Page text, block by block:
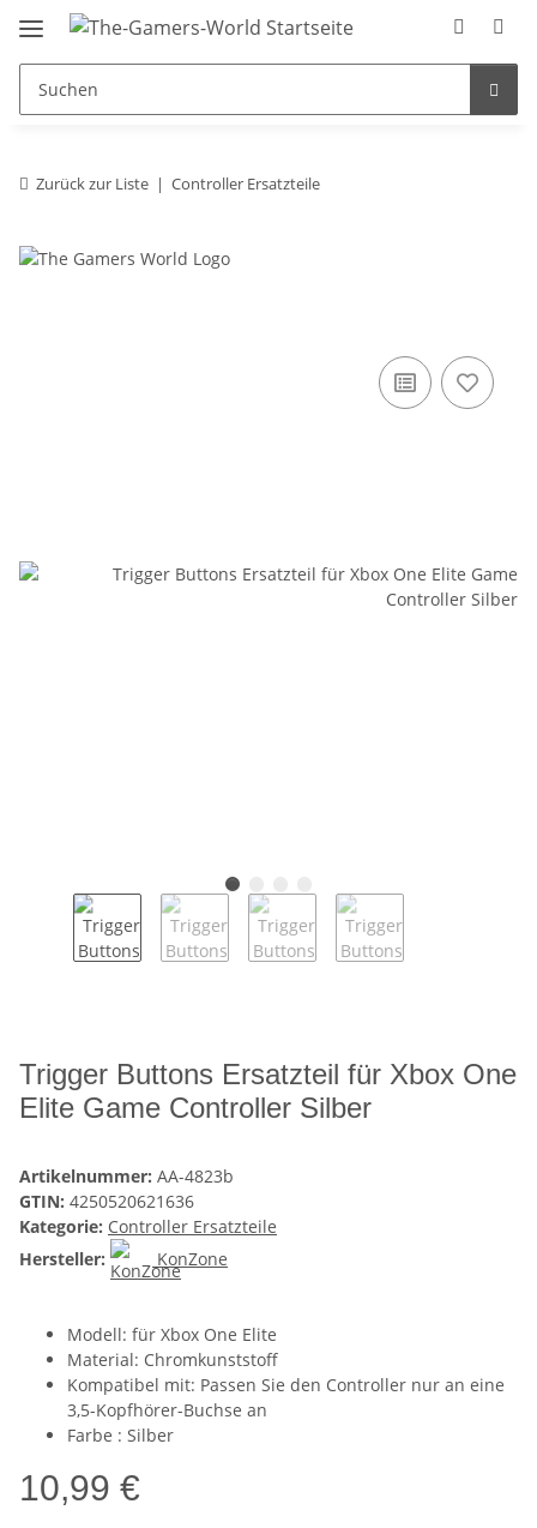
Zurück zur Liste Controller Ersatzteile
Trigger Buttons Ersatzteil für Xbox One
Elite Game Controller Silber
Artikelnummer: AA-4823b
GTIN: 4250520621636
Kategorie: Controller Ersatzteile
Hersteller:
KonZone
Modell: für Xbox One Elite
Material: Chromkunststoff
Kompatibel mit: Passen Sie den Controller nur an eine
3,5-Kopfhörer-Buchse an
Farbe : Silber
10,99 €